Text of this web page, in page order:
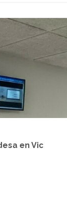
en Vic